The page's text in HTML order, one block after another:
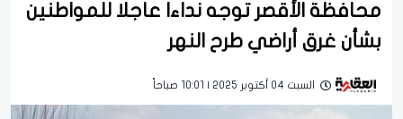
محافظة الأقصر توجه نداءا عاجلا للمواطنين
بشأن غرق أراضي طرح النهر
السبت 04 أكتوبر 2025 | 10:01 صباحاً